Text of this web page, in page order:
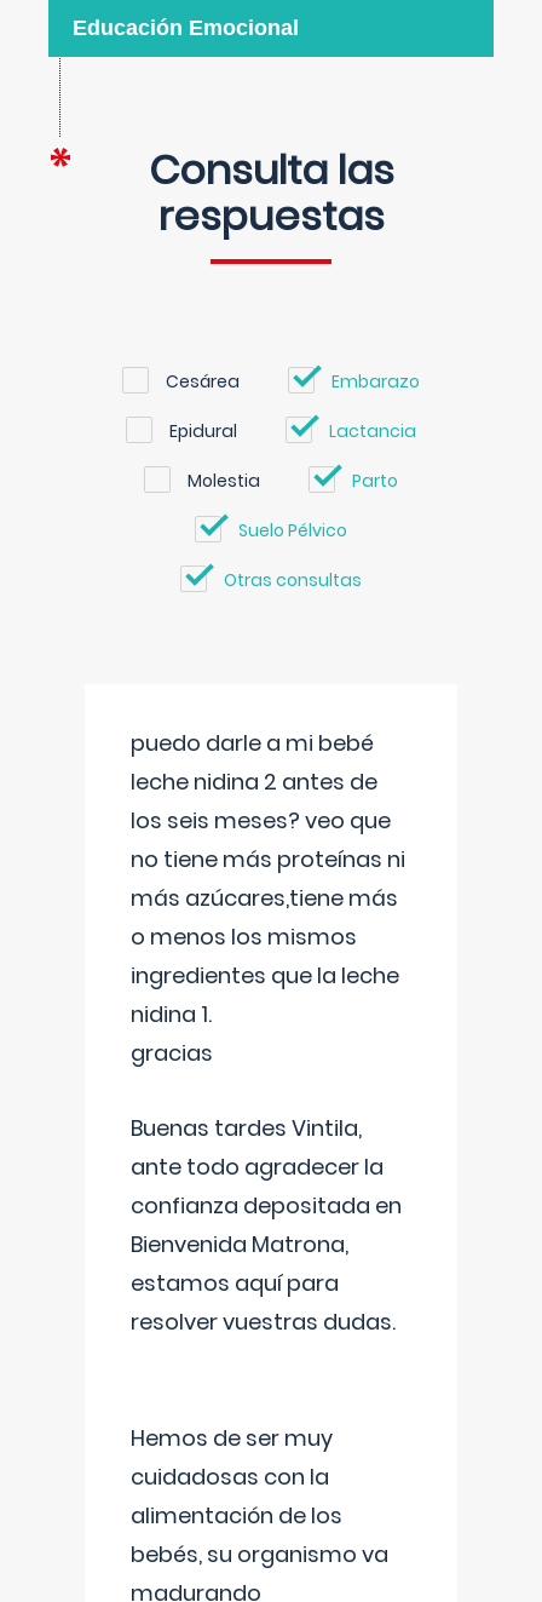
Educación Emocional
Consulta las
respuestas
Cesárea Embarazo
Epidural Lactancia
Molestia Parto
Suelo Pélvico
Otras consultas
puedo darle a mi bebé
leche nidina 2 antes de
los seis meses? veo que
no tiene más proteínas ni
más azúcares,tiene más
o menos los mismos
ingredientes que la leche
nidina 1.
gracias
Buenas tardes Vintila,
ante todo agradecer la
confianza depositada en
Bienvenida Matrona,
estamos aquí para
resolver vuestras dudas.
Hemos de ser muy
cuidadosas con la
alimentación de los
bebés, su organismo va
madurando